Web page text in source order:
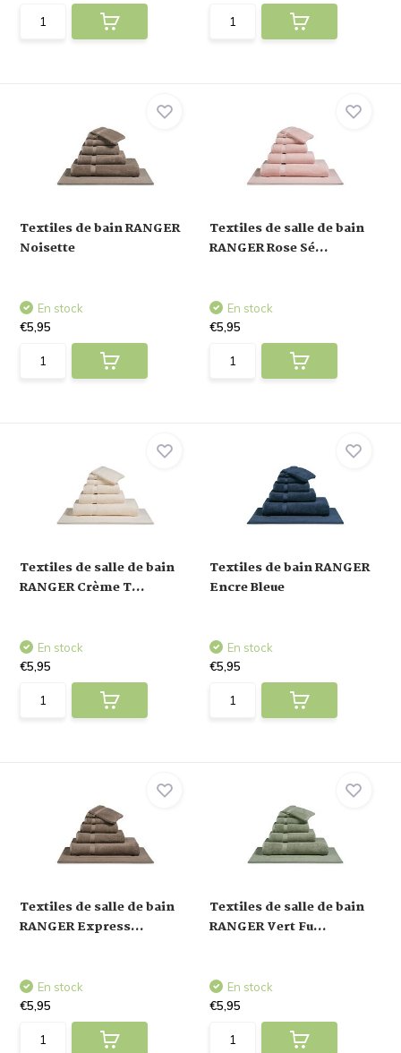
Textiles de bain RANGER
Noisette
En stock
€5,95
Textiles de salle de bain
RANGER Rose Sé...
En stock
€5,95
Textiles de salle de bain
RANGER Crème T...
En stock
€5,95
Textiles de bain RANGER
Encre Bleue
En stock
€5,95
Textiles de salle de bain
RANGER Express...
En stock
€5,95
Textiles de salle de bain
RANGER Vert Fu...
En stock
€5,95